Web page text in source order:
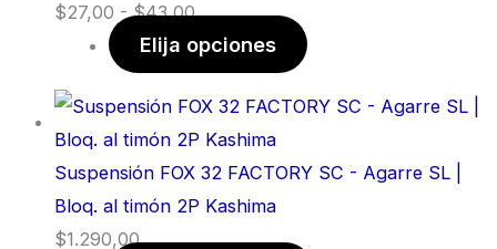
$27,00 - $43,00
Elija opciones
Suspensión FOX 32 FACTORY SC - Agarre SL |
Bloq. al timón 2P Kashima
$1.290,00